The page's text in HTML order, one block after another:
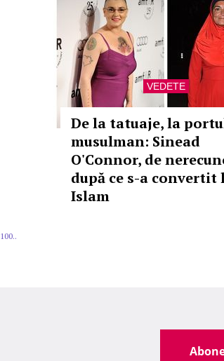
VEDETE
De la tatuaje, la
musulman: Sinead
O'Connor, de
după ce s-a convertit
Islam
100..